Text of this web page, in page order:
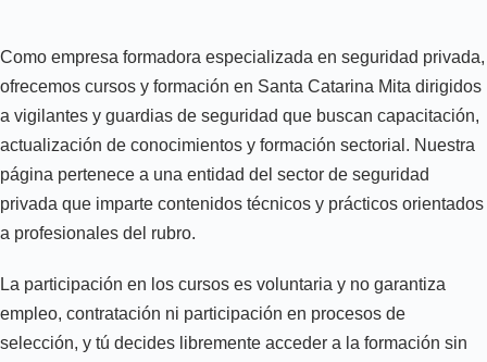
Como empresa formadora especializada en seguridad privada,
ofrecemos cursos y formación en Santa Catarina Mita dirigidos
a vigilantes y guardias de seguridad que buscan capacitación,
actualización de conocimientos y formación sectorial. Nuestra
página pertenece a una entidad del sector de seguridad
privada que imparte contenidos técnicos y prácticos orientados
a profesionales del rubro.
La participación en los cursos es voluntaria y no garantiza
empleo, contratación ni participación en procesos de
selección, y tú decides libremente acceder a la formación sin